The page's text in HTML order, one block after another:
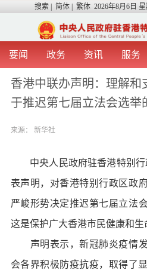
搜索 简体 繁体 2026年8月6日 星
要闻 政务 资讯 服务
首 页 图 片
我办动态 两地交流
办证指引
香港中联办声明：理解和
于推迟第七届立法会选举
来源： 新华社
中央人民政府驻香港特别行
表声明，对香港特别行政区政
严峻形势决定推迟第七届立法
这是保护广大香港市民健康和生
声明表示，新冠肺炎疫情发
会各界积极防疫抗疫，取得了